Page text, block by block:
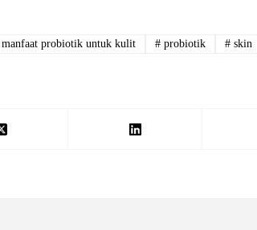
manfaat probiotik untuk kulit # probiotik #skin